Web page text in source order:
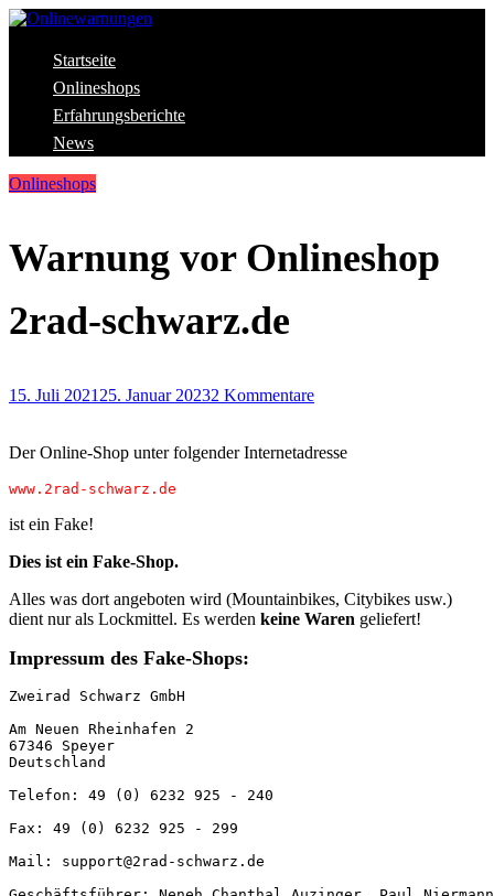
Skip
content
Onlinewarnungen
Aktuelle Warnungen vor Gefahren im Internet
Startseite
Onlineshops
Erfahrungsberichte
News
Onlineshops
Warnung vor Onlineshop
2rad-schwarz.de
15. Juli 2021 25. Januar 20232 Kommentare
Der Online-Shop unter folgender Internetadresse
www.2rad-schwarz.de
ist ein Fake!
Dies ist ein Fake-Shop.
Alles was dort angeboten wird (Mountainbikes, Citybikes usw.)
dient nur als Lockmittel. Es werden keine Waren geliefert!
Impressum des Fake-Shops:
Zweirad Schwarz GmbH
Am Neuen Rheinhafen 2
67346 Speyer
Deutschland
Telefon: 49 (0) 6232 925 - 240
Fax: 49 (0) 6232 925 - 299
Mail: support@2rad-schwarz.de